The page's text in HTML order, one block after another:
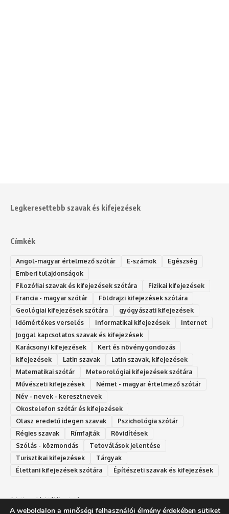
Legkeresettebb szavak és kifejezések
Címkék
Angol-magyar értelmező szótár E-számok
Egészség
Emberi tulajdonságok
Filozófiai szavak és kifejezések szótára
Fizikai kifejezések
Francia - magyar szótár
Földrajzi kifejezések szótára
Geológiai kifejezések szótára
gyógyászati kifejezések
Időmértékes verselés
Informatikai kifejezések
Internet
Joggal kapcsolatos szavak és kifejezések
Karácsonyi kifejezések
Kert és növénygondozás
kifejezések
Latin szavak
Latin szavak, kifejezések
Matematikai szótár
Meteorológiai kifejezések szótára
Művészeti kifejezések
Német - magyar értelmező szótár
Név - nevek - keresztnevek
Okostelefon szótár és kifejezések
Olasz eredetű idegen szavak
Ps‮gólohciz‬ia s‮átóz‬r
Régies szavak
Rímfajták
Rövidítések
Szólás - közmondás
Tetoválások jelentése
Turisztikai kifejezések
Tárgyak
Élettani kifejezések szótára
Építészeti szavak és kifejezések
Adatkezelési tájékoztató
A weboldalon a minőségi felhasználói élmény érdekében sütiket